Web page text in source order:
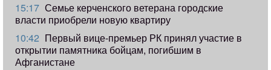
15:17 Семье керченского ветерана городские
власти приобрели новую квартиру
10:42 Первый вице-премьер РК принял участие в
открытии памятника бойцам, погибшим в
Афганистане